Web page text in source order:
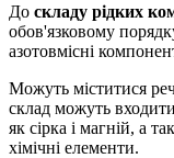
До складу рідких
обов'язковому
азотовмісні
Можуть міститися
склад можуть
як сірка і магній, а
хімічні елементи.